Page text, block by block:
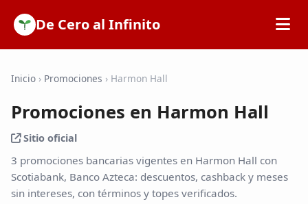
De Cero al Infinito
SOFIPOs
Calculadoras
Inicio › Promociones › Harmon Hall
Promociones en Harmon Hall
Sitio oficial
3 promociones bancarias vigentes en Harmon Hall con
Scotiabank, Banco Azteca: descuentos, cashback y meses
sin intereses, con términos y topes verificados.